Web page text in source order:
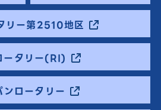
リー第2510地区
ータリー(RI)
ンロータリー